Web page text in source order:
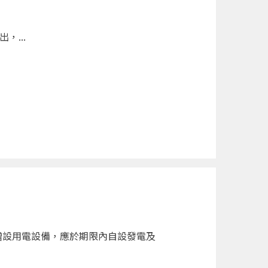
，...
用電設備，應於期限內自設發電及